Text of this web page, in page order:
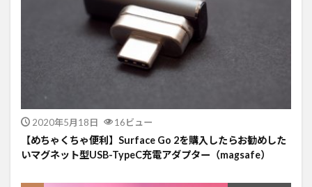
2020年5月18日 16ビュー
【めちゃくちゃ便利】Surface Go 2を購入したらお勧めした
いマグネット型USB-TypeC充電アダプター（magsafe）